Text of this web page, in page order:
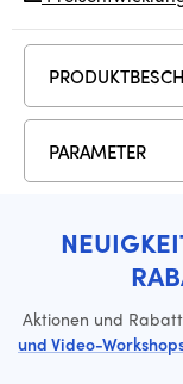
PARAMETER
Aktionen und
und Video-